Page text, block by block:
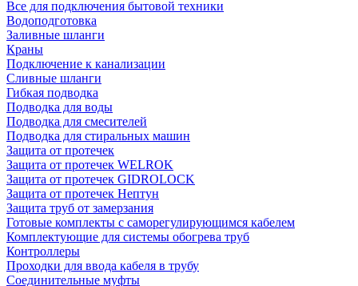
Все для подключения бытовой техники
Водоподготовка
Заливные шланги
Краны
Подключение к канализации
Сливные шланги
Гибкая подводка
Подводка для воды
Подводка для смесителей
Подводка для стиральных машин
Защита от протечек
Защита от протечек WELROK
Защита от протечек GIDROLOCK
Защита от протечек Нептун
Защита труб от замерзания
Готовые комплекты с саморегулирующимся кабелем
Комплектующие для системы обогрева труб
Контроллеры
Проходки для ввода кабеля в трубу
Соединительные муфты